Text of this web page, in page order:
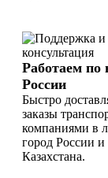
Работаем по
России
Быстро
заказы
компаниями в
город России и
Казахстана.